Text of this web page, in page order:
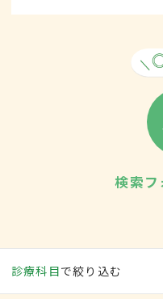
検索フ
診療科目で絞り込む